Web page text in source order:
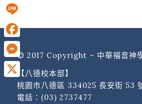
© 2017 Copyright – 中華福音神
【八德校本部】
桃園市八德區 334025 長安街 53
電話： (03) 2737477
Line
Facebook
Messenger